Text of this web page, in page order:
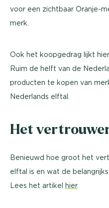
voor een zichtbaar Oranje-
merk.
Ook het koopgedrag lijkt
Ruim de helft van de
producten te kopen van
Nederlands elftal.
Het
Benieuwd hoe groot het
elftal is en wat de
Lees het artikel hier.